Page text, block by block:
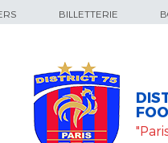
BILLETTERIE